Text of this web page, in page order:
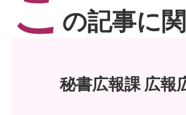
こ の記事に
秘書広報課 広報